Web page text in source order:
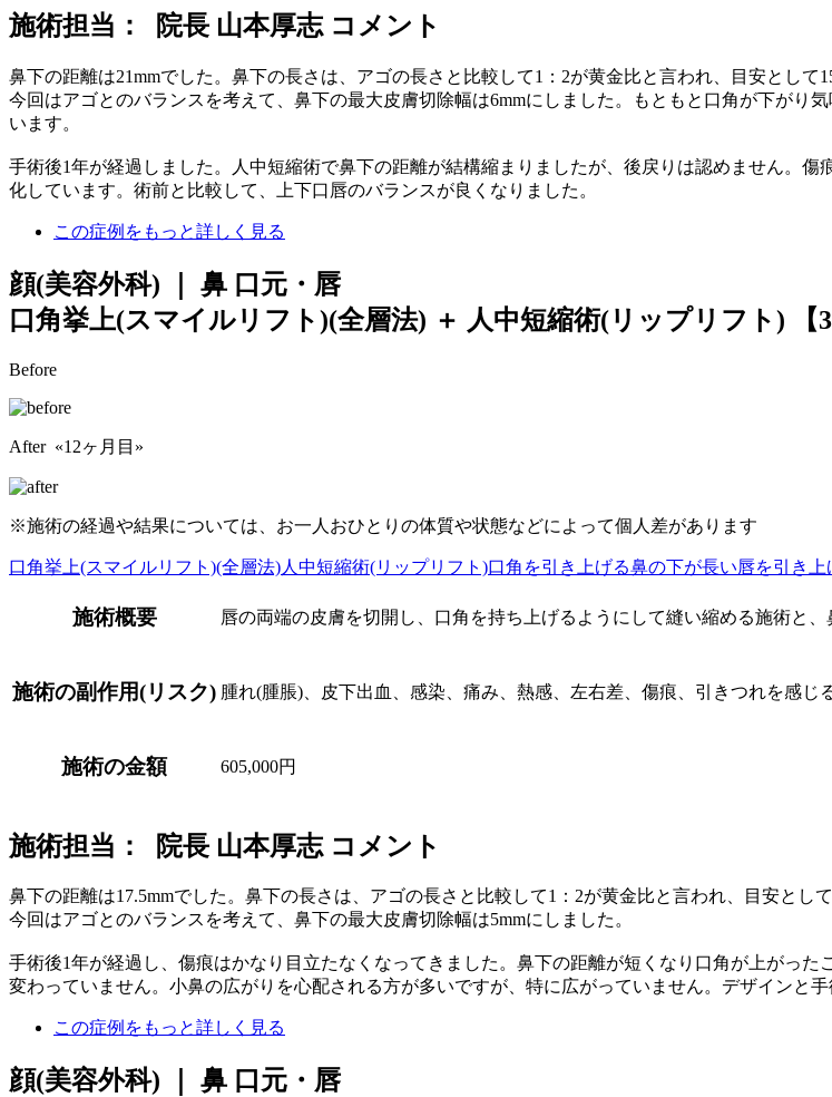
施術担当： 院長 山本厚志 コメント
鼻下の距離は21mmでした。鼻下の長さは、アゴの長さと比較して1：2が黄金比と言われ、目安として
今回はアゴとのバランスを考えて、鼻下の最大皮膚切除幅は6mmにしました。もともと口角が下が
います。
手術後1年が経過しました。人中短縮術で鼻下の距離が結構縮まりましたが、後戻りは認めません。
化しています。術前と比較して、上下口唇のバランスが良くなりました。
この症例をもっと詳しく見る
顔(美容外科) ｜ 鼻 口元・唇
口角挙上(スマイルリフト)(全層法) ＋ 人中短縮術(リップリフト)
Before
After «12ヶ月目»
※施術の経過や結果については、お一人おひとりの体質や状態などによって個人差があります
口角挙上(スマイルリフト)(全層法)人中短縮術(リップリフト)口角を引き上げる鼻の下が長い唇を引き上
施術概要 唇の両端の皮膚を切開し、口角を持ち上げるようにして縫い縮める施術と
施術の副作用(リスク) 腫れ(腫脹)、皮下出血、感染、痛み、熱感、左右差、傷痕、引きつれを感じ
施術の金額 605,000円
施術担当： 院長 山本厚志 コメント
鼻下の距離は17.5mmでした。鼻下の長さは、アゴの長さと比較して1：2が黄金比と言われ、目安とし
今回はアゴとのバランスを考えて、鼻下の最大皮膚切除幅は5mmにしました。
手術後1年が経過し、傷痕はかなり目立たなくなってきました。鼻下の距離が短くなり口角が上がっ
変わっていません。小鼻の広がりを心配される方が多いですが、特に広がっていません。デザインと
この症例をもっと詳しく見る
顔(美容外科) ｜ 鼻 口元・唇